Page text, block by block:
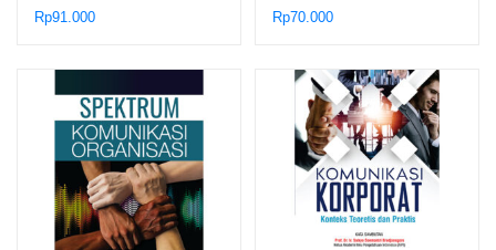
Kedua
Rp91.000
Pertama
Rp70.000